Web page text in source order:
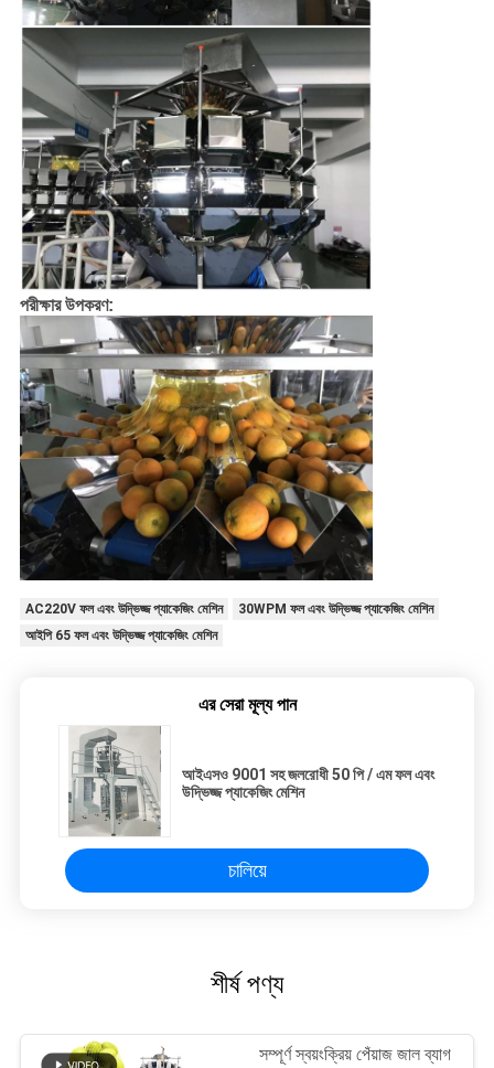
পরীক্ষার উপকরণ:
AC220V ফল এবং উদ্ভিজ্জ প্যাকেজিং মেশিন
30WPM ফল এবং উদ্ভিজ্জ প্যাকেজিং মেশিন
আইপি 65 ফল এবং উদ্ভিজ্জ প্যাকেজিং মেশিন
এর সেরা মূল্য পান
আইএসও 9001 সহ জলরোধী 50 পি / এম ফল এবং
উদ্ভিজ্জ প্যাকেজিং মেশিন
চালিয়ে
শীর্ষ পণ্য
সম্পূর্ণ স্বয়ংক্রিয় পেঁয়াজ জাল ব্যাগ